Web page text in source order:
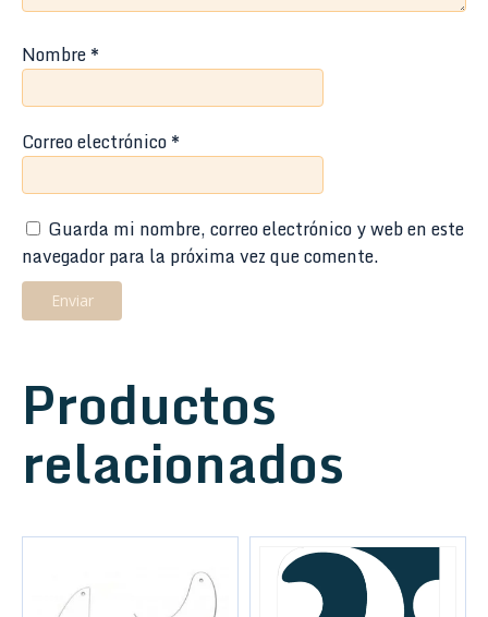
Nombre*
Correo electrónico*
Guarda mi nombre, correo electrónico y web en este
navegador para la próxima vez que comente.
Productos
relacionados